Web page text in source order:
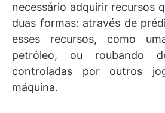
necessário adquirir recursos
duas formas: através de
esses recursos, como
petróleo, ou roubando
controladas por outros
máquina.